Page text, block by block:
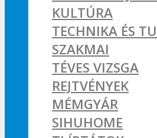
KULTÚRA
TECHNIKA ÉS
SZAKMAI
TÉVES VIZSGA
REJTVÉNYEK
MÉMGYÁR
SIHUHOME